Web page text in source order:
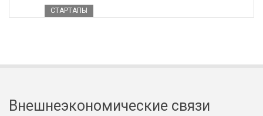
СТАРТАПЫ
Внешнеэкономические связи